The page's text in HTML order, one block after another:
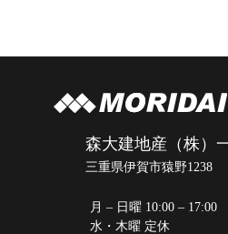
森大建地産（株）
三重県伊賀市猿野1238
月 – 日曜 10:00 – 17:00
水・木曜 定休